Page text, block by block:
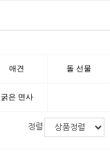
애견 돌 선물
굵은 면사
정렬